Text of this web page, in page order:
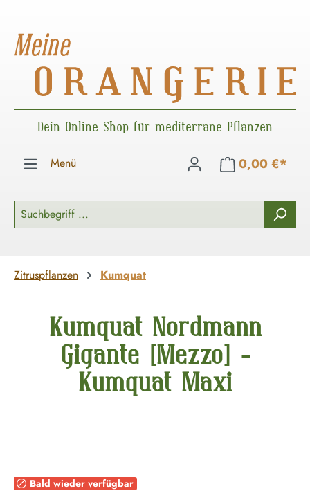
Dein Online Shop für mediterrane Pflanzen
Menü 0,00 €*
Zitruspflanzen Kumquat
Kumquat Nordmann
Gigante [Mezzo] -
Kumquat Maxi
Bald wieder verfügbar